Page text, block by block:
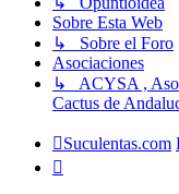
Sobre Esta Web
↳ Sobre el Foro
Asociaciones
↳ ACYSA ,
Cactus de
Suculentas.com